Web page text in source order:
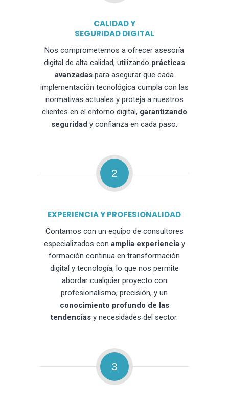
CALIDAD Y
SEGURIDAD DIGITAL
Nos comprometemos a ofrecer asesoría
digital de alta calidad, utilizando prácticas
avanzadas para asegurar que cada
implementación tecnológica cumpla con las
normativas actuales y proteja a nuestros
clientes en el entorno digital, garantizando
seguridad y confianza en cada paso.
2
EXPERIENCIA Y PROFESIONALIDAD
Contamos con un equipo de consultores
especializados con amplia experienciay
formación continua en transformación
digital y tecnología, lo que nos permite
abordar cualquier proyecto con
profesionalismo, precisión, y un
conocimiento profundo de las
tendencias y necesidades del sector.
3